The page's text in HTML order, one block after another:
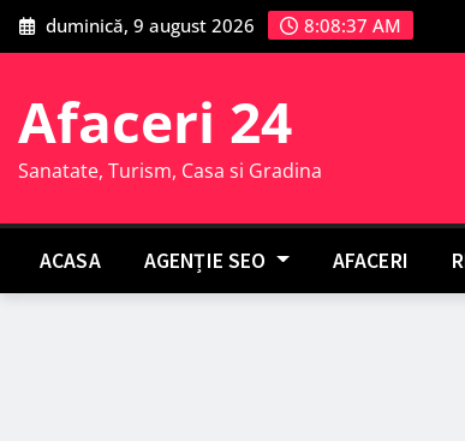
Skip
to
duminică, 9 august 2026 8:08:38 AM
Afaceri 24
Sanatate, Turism, Casa si Gradina
ACASA AGENȚIE SEO AFACERI